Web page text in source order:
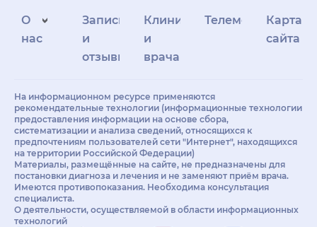
О
нас
Запись
и
отзывы
Клиникам
и
врачам
Телемедицина
Карта
сайта
На информационном ресурсе применяются
рекомендательные технологии (информационные технологии
предоставления информации на основе сбора,
систематизации и анализа сведений, относящихся к
предпочтениям пользователей сети "Интернет", находящихся
на территории Российской Федерации)
Материалы, размещённые на сайте, не предназначены для
постановки диагноза и лечения и не заменяют приём врача.
Имеются противопоказания. Необходима консультация
специалиста.
О деятельности, осуществляемой в области информационных
технологий